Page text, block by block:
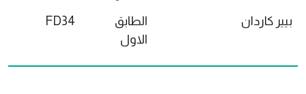
بيير كاردان
الطابق
الاول
FD34